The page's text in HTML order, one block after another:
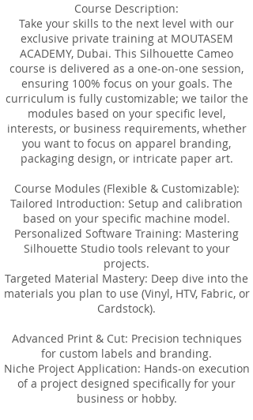
Course Description:
Take your skills to the next level with our
exclusive private training at MOUTASEM
ACADEMY, Dubai. This Silhouette Cameo
course is delivered as a one-on-one session,
ensuring 100% focus on your goals. The
curriculum is fully customizable; we tailor the
modules based on your specific level,
interests, or business requirements, whether
you want to focus on apparel branding,
packaging design, or intricate paper art.
Course Modules (Flexible & Customizable):
Tailored Introduction: Setup and calibration
based on your specific machine model.
Personalized Software Training: Mastering
Silhouette Studio tools relevant to your
projects.
Targeted Material Mastery: Deep dive into the
materials you plan to use (Vinyl, HTV, Fabric, or
Cardstock).
Advanced Print & Cut: Precision techniques
for custom labels and branding.
Niche Project Application: Hands-on execution
of a project designed specifically for your
business or hobby.